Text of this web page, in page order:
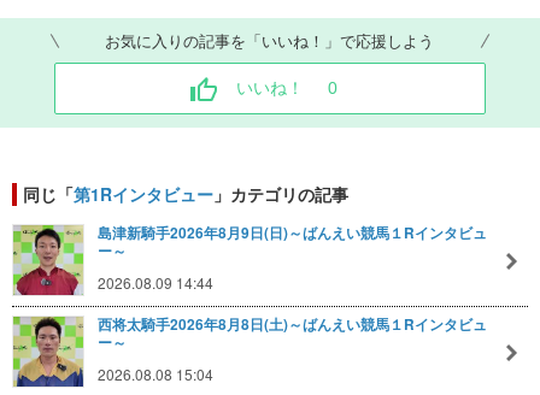
お気に入りの記事を「いいね！」で応援しよう
いいね！ 0
同じ「第1Rインタビュー 」カテゴリの記事
島津新騎手2026年8月9日(日)～ばんえい競馬１Rインタビュ
ー～
2026.08.09 14:44
西将太騎手2026年8月8日(土)～ばんえい競馬１Rインタビュ
ー～
2026.08.08 15:04